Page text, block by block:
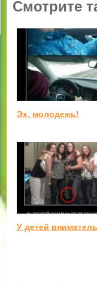
Смотрите
Эх, молодежь!
У детей